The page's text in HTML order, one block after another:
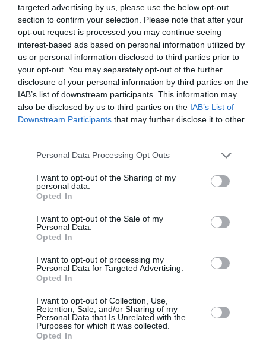
targeted advertising by us, please use the below opt-out
section to confirm your selection. Please note that after your
opt-out request is processed you may continue seeing
interest-based ads based on personal information utilized by
us or personal information disclosed to third parties prior to
your opt-out. You may separately opt-out of the further
disclosure of your personal information by third parties on the
IAB’s list of downstream participants. This information may
also be disclosed by us to third parties on the IAB’s List of
Downstream Participants that may further disclose it to other
Personal Data Processing Opt Outs
I want to opt-out of the Sharing of my
personal data.
Opted In
I want to opt-out of the Sale of my
Personal Data.
Opted In
I want to opt-out of processing my
Personal Data for Targeted Advertising.
Opted In
I want to opt-out of Collection, Use,
Retention, Sale, and/or Sharing of my
Personal Data that Is Unrelated with the
Purposes for which it was collected.
Opted In
Vous avez apprécié l’article ?
Soutenez-nous, faites un don !
NOUS SOUTENIR
Aucun commentaire !